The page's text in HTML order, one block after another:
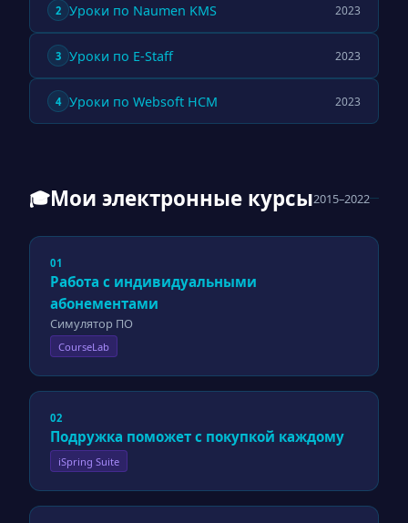
2 Уроки по Naumen KMS 2023
3 Уроки по E-Staff 2023
4 Уроки по Websoft HCM 2023
🎓Мои электронные курсы2015–2022
01
Работа с индивидуальными
абонементами
Симулятор ПО
CourseLab
02
Подружка поможет с покупкой каждому
iSpring Suite